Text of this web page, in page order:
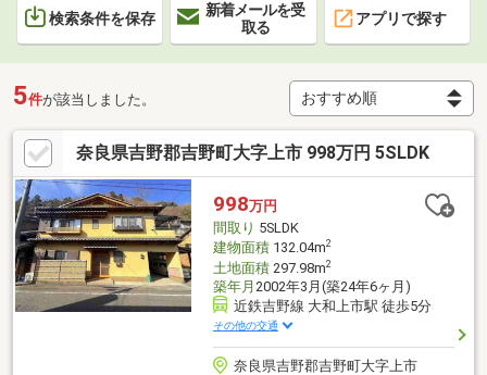
検索条件を保存
新着メールを受
取る
アプリで探す
5件が該当しました。
奈良県吉野郡吉野町大字上市 998万円 5SLDK
998万円
間取り 5SLDK
建物面積132.04m2
土地面積297.98m2
築年月 2002年3月(築24年6ヶ月)
近鉄吉野線 大和上市駅 徒歩5分
その他の交通
奈良県吉野郡吉野町大字上市